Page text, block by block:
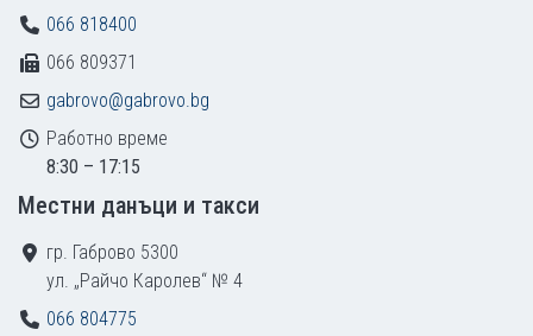
066 818400
066 809371
gabrovo@gabrovo.bg
Работно време
8:30 – 17:15
Местни данъци и такси
гр. Габрово 5300
ул. „Райчо Каролев“ № 4
066 804775